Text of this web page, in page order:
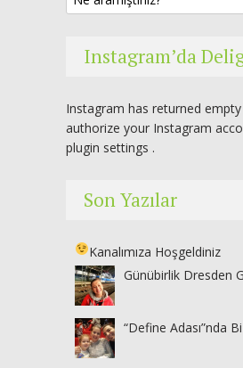
Instagram’da
Instagram has returned
authorize your Instagram
plugin settings .
Son Yazılar
Kanalımıza Hoşgeldiniz
Günübirlik Dresden
“Define Adası”nda